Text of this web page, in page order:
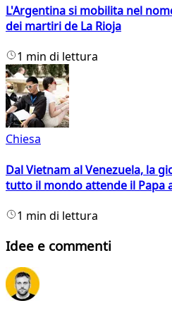
L'Argentina si mobilita nel
dei martiri de La Rioja
1 min di lettura
Chiesa
Dal Vietnam al Venezuela, la
tutto il mondo attende il Papa
1 min di lettura
Idee e commenti